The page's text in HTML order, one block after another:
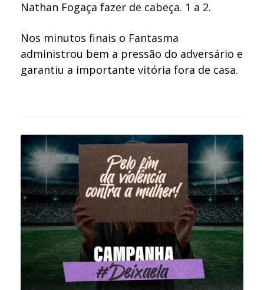
Nathan Fogaça fazer de cabeça. 1 a 2.
Nos minutos finais o Fantasma
administrou bem a pressão do adversário e
garantiu a importante vitória fora de casa.